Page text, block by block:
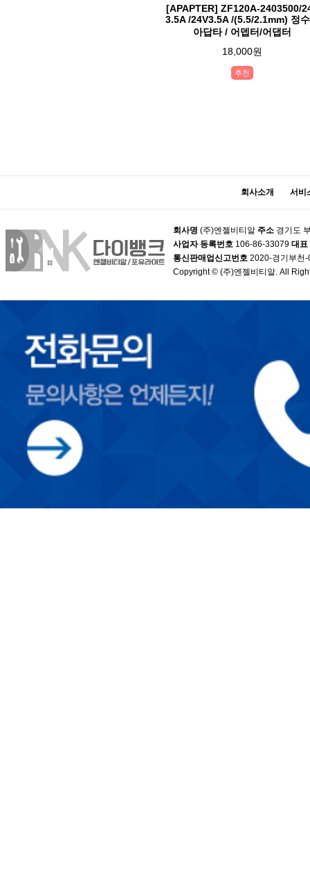
[APAPTER] ZF120A-2403500/
3.5A /24V3.5A /(5.5/2.1mm) 정
아답타 / 어뎁터/어댑터
18,000원
추천
회사소개 서비
회사명 (주)엔젤비티알 주소 경기도
사업자 등록번호 106-86-33079 대표
통신판매업신고번호 2020-경기부천
Copyright © (주)엔젤비티알. All